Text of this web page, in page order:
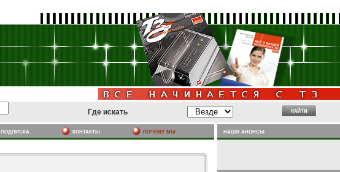
Где искать
подписка контакты почему мы наши анонсы